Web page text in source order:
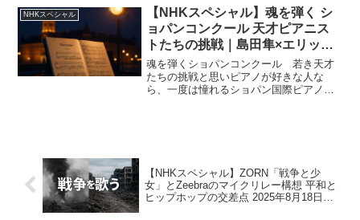
最後の楽園 の旅を通して、地球で繰り返
されて...
NHKスペシャル
【NHKスペシャル】魂を弾く シ
ョパンコンクール 天才ピアニス
トたちの挑戦｜島田隼×エリッ
ク・ルー 師弟で挑んだ“音の
絆”｜2025年11月9日
魂を弾くショパンコンクール 若き天才
たちの挑戦と思いピアノが好きな人な
ら、一度は憧れるショパン国際ピアノコ
【NHKスペシャル】ZORN「戦争と少
女」とZeebraのマイクリレー構想 平和と
ヒップホップの交差点 2025年8月18日放